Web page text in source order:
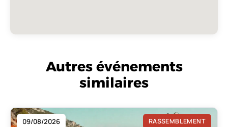
Autres événements
similaires
09/08/2026 RASSEMBLEMENT